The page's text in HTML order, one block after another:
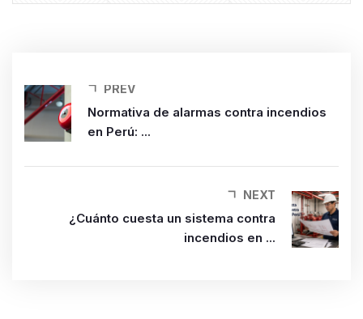
PREV
Normativa de alarmas contra incendios
en Perú: ...
NEXT
¿Cuánto cuesta un sistema contra
incendios en ...